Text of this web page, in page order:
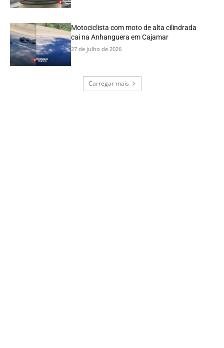
Motociclista com moto de alta cilindrada
cai na Anhanguera em Cajamar
27 de julho de 2026
Carregar mais